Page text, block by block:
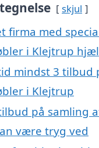
skjul
firma med
i Klejtrup
mindst 3 tilbud
i Klejtrup
på samling
være tryg ved